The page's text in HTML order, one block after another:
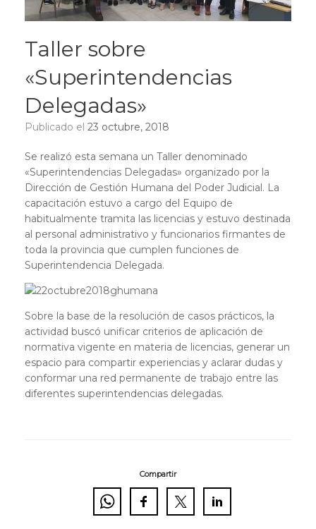
Taller sobre
«Superintendencias
Delegadas»
Publicado el 23 octubre, 2018
Se realizó esta semana un Taller denominado
«Superintendencias Delegadas» organizado por la
Dirección de Gestión Humana del Poder Judicial. La
capacitación estuvo a cargo del Equipo de
habitualmente tramita las licencias y estuvo destinada
al personal administrativo y funcionarios firmantes de
toda la provincia que cumplen funciones de
Superintendencia Delegada.
Sobre la base de la resolución de casos prácticos, la
actividad buscó unificar criterios de aplicación de
normativa vigente en materia de licencias, generar un
espacio para compartir experiencias y aclarar dudas y
conformar una red permanente de trabajo entre las
diferentes superintendencias delegadas.
Compartir